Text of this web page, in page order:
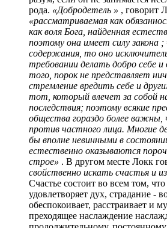
рода. «Добродетель » , говорит
«рассматриваемая как
как воля Бога, найденная
поэтому она имеет силу закона
содержания, то оно
требовании делать добро себе
того, порок не представляет
стремление вредить себе и
тот, который влечет за собой
последствия; поэтому всякие
общества гораздо более важны,
против частного лица. Многие
бы вполне невинными в
естественно оказываются
строе» . В другом месте Локк
свойственно искать счастья и
Счастье состоит во всем том,
удовлетворяет дух, страдание -
обеспокоивает, расстраивает и
преходящее наслаждение